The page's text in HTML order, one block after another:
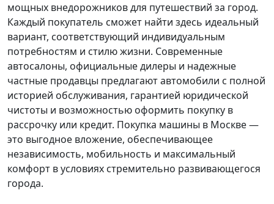
мощных внедорожников для путешествий за город.
Каждый покупатель сможет найти здесь идеальный
вариант, соответствующий индивидуальным
потребностям и стилю жизни. Современные
автосалоны, официальные дилеры и надежные
частные продавцы предлагают автомобили с полной
историей обслуживания, гарантией юридической
чистоты и возможностью оформить покупку в
рассрочку или кредит. Покупка машины в Москве —
это выгодное вложение, обеспечивающее
независимость, мобильность и максимальный
комфорт в условиях стремительно развивающегося
города.